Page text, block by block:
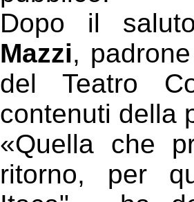
Dopo il
Mazzi,
del Teatro
contenuti della
«Quella che
ritorno, per